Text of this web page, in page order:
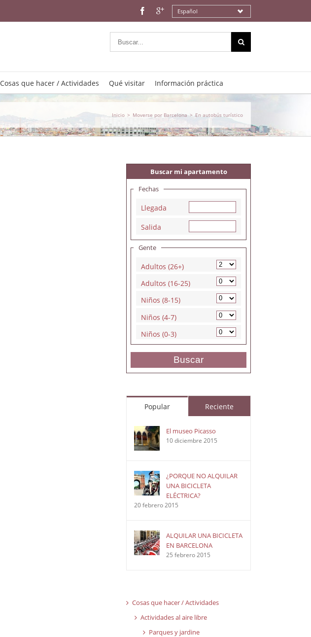
Español
Cosas que hacer / Actividades Qué visitar Información práctica
Inicio > Moverse por Barcelona > En autobús turístico
Buscar mi apartamento
Fechas
Llegada
Salida
Gente
Adultos (26+)
Adultos (16-25)
Niños (8-15)
Niños (4-7)
Niños (0-3)
Buscar
Popular Reciente
El museo Picasso
10 diciembre 2015
¿PORQUE NO ALQUILAR
UNA BICICLETA
ELÉCTRICA?
20 febrero 2015
ALQUILAR UNA BICICLETA
EN BARCELONA
25 febrero 2015
Cosas que hacer / Actividades
Actividades al aire libre
Parques y jardine